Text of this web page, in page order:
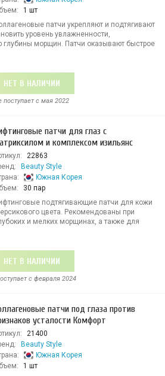
1 шт
патчи укрепляют и подтягивают
уровень увлажненности,
глубины морщин. Патчи оказывают быстрое
НЕТ В НАЛИЧИИ
поступает c мая 2022
патчи для глаз с
и комплексом изильянс
22863
Beauty Style
Южная Корея
30 пар
подтягивающие патчи для кожи
цвета. Рекомендованы при
и мелких морщинах, а также для
НЕТ В НАЛИЧИИ
c февраля 2024
патчи под глаза против
усталости Комфорт
21400
Beauty Style
Южная Корея
1 шт